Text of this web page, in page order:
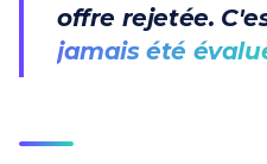
offre rejetée.
jamais été